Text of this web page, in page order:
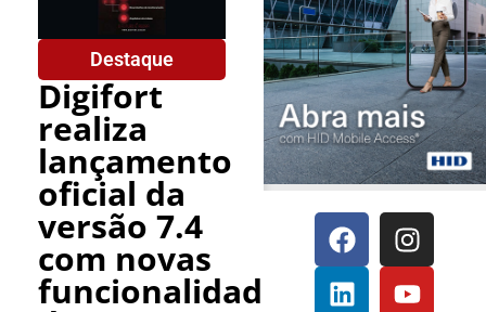
Destaque
Digifort
realiza
lançamento
oficial da
versão 7.4
com novas
funcionalidades